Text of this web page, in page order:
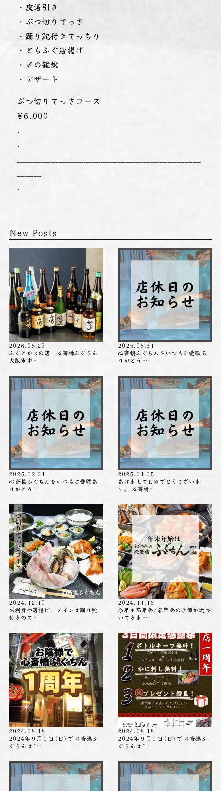
・皮湯引き
・ぶつ切りてっさ
・踊り鮑付きてっちり
・とらふぐ唐揚げ
・〆の雑炊
・デザート
ぶつ切りてっさコース
¥6,000-
.
.
.
New Posts
2026.05.29
ふぐとかにの店 心斎橋ふぐちん
大阪市中…
2025.05.31
心斎橋ふぐちんをいつもご愛顧あ
りがとう…
2025.02.01
心斎橋ふぐちんをいつもご愛顧あ
りがとう…
2025.01.05
あけましておめでとうございま
す。 心斎橋…
2024.12.10
お刺身や唐揚げ、メインは踊り鮑
付きのて…
2024.11.16
今年も忘年会/新年会の季節が近づ
いてきま…
2024.08.18
2024年９月１日(日)で 心斎橋ふ
ぐちんは1…
2024.08.18
2024年９月１日(日)で 心斎橋ふ
ぐちんは1…